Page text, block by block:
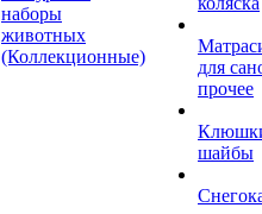
наборы
животных
(Коллекционные)
для
прочее
шайбы